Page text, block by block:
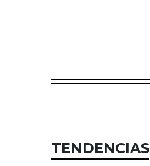
TENDENCIAS